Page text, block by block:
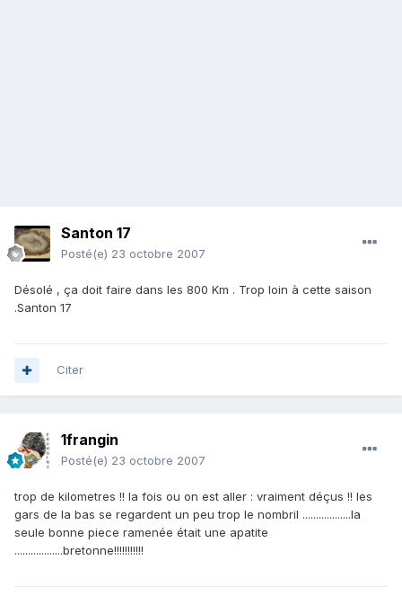
Santon 17
Posté(e) 23 octobre 2007
Désolé , ça doit faire dans les 800 Km . Trop loin à cette saison
.Santon 17
Citer
1frangin
Posté(e) 23 octobre 2007
trop de kilometres !! la fois ou on est aller : vraiment déçus !! les
gars de la bas se regardent un peu trop le nombril ..................la
seule bonne piece ramenée était une apatite
..................bretonne!!!!!!!!!!!